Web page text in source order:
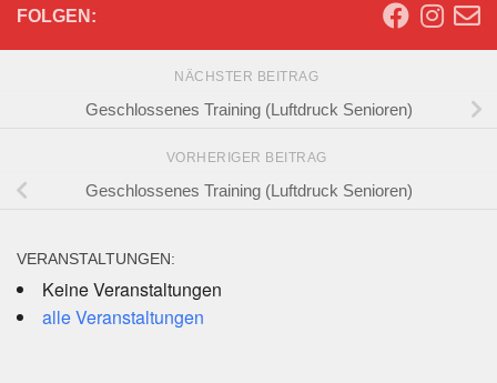
FOLGEN:
NÄCHSTER BEITRAG
Geschlossenes Training (Luftdruck Senioren)
VORHERIGER BEITRAG
Geschlossenes Training (Luftdruck Senioren)
VERANSTALTUNGEN:
Keine Veranstaltungen
alle Veranstaltungen